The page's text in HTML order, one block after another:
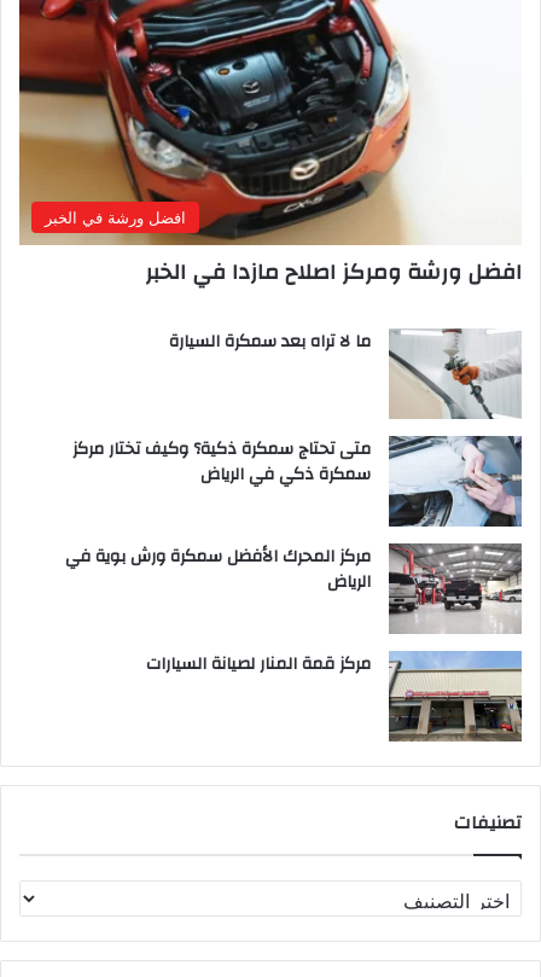
افضل ورشة في الخبر
افضل ورشة ومركز اصلاح مازدا في الخبر
ما لا تراه بعد سمكرة السيارة
متى تحتاج سمكرة ذكية؟ وكيف تختار مركز
سمكرة ذكي في الرياض
مركز المحرك الأفضل سمكرة ورش بوية في
الرياض
مركز قمة المنار لصيانة السيارات
تصنيفات
ص
ن